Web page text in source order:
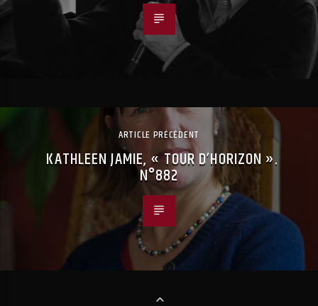
ARTICLE PRÉCÉDENT
KATHLEEN JAMIE, « TOUR D’HORIZON ».
N°882